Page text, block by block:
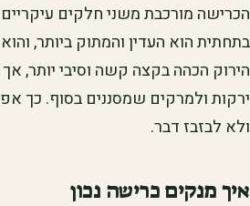
הכרישה מורכבת משני חלקים
בתחתית הוא העדין והמתוק ביותר,
הירוק הכהה בקצה קשה וסיבי יותר,
ירקות ולמרקים שמסננים בסוף. כך
ולא לבזבז דבר.
איך מנקים כרישה נכון